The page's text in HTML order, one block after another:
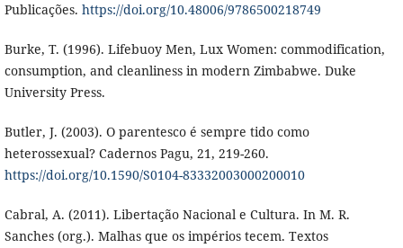
Publicações. https://doi.org/10.48006/9786500218749
Burke, T. (1996). Lifebuoy Men, Lux Women: commodification,
consumption, and cleanliness in modern Zimbabwe. Duke
University Press.
Butler, J. (2003). O parentesco é sempre tido como
heterossexual? Cadernos Pagu, 21, 219-260.
https://doi.org/10.1590/S0104-83332003000200010
Cabral, A. (2011). Libertação Nacional e Cultura. In M. R.
Sanches (org.). Malhas que os impérios tecem. Textos